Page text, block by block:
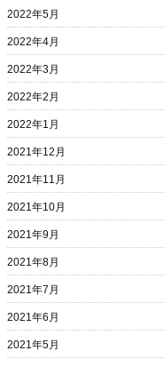
2022年5月
2022年4月
2022年3月
2022年2月
2022年1月
2021年12月
2021年11月
2021年10月
2021年9月
2021年8月
2021年7月
2021年6月
2021年5月